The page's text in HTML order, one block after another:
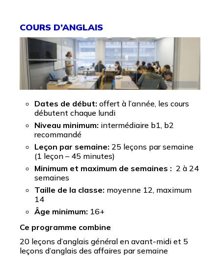
COURS D’ANGLAIS
Dates de début: offert à l’année, les cours
débutent chaque lundi
Niveau minimum: intermédiaire b1, b2
recommandé
Leçon par semaine: 25 leçons par semaine
(1 leçon – 45 minutes)
Minimum et maximum de semaines : 2 à 24
semaines
Taille de la classe: moyenne 12, maximum
14
Âge minimum: 16+
Ce programme combine
20 leçons d’anglais général en avant-midi et 5
leçons d’anglais des affaires par semaine